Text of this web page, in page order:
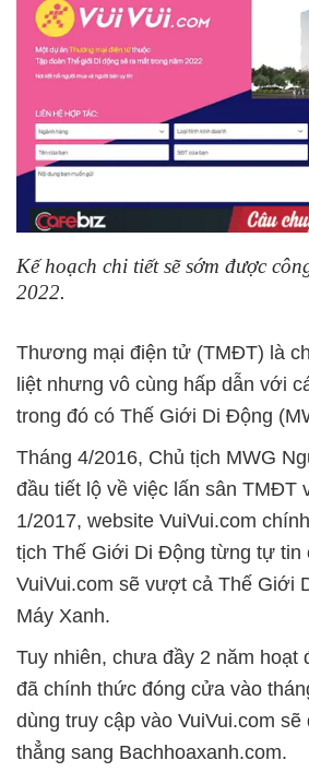
Kế hoạch chi tiết sẽ sớm được
2022.
Thương mại điện tử (TMĐT) là
liệt nhưng vô cùng hấp dẫn với
trong đó có Thế Giới Di Động
Tháng 4/2016, Chủ tịch MWG
đầu tiết lộ về việc lấn sân TMĐT
1/2017, website VuiVui.com
tịch Thế Giới Di Động từng tự tin
VuiVui.com sẽ vượt cả Thế Giới
Máy Xanh.
Tuy nhiên, chưa đầy 2 năm hoạt
đã chính thức đóng cửa vào
dùng truy cập vào VuiVui.com
thẳng sang Bachhoaxanh.com.